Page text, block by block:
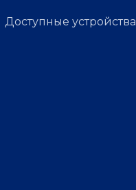
Доступные устройства